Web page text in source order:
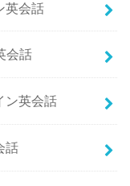
英会話
会話
ン英会話
話